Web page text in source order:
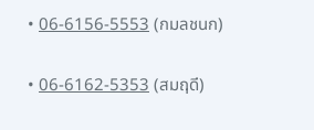
• 06-6156-5553(กมลชนก)
• 06-6162-5353(สมฤดี)